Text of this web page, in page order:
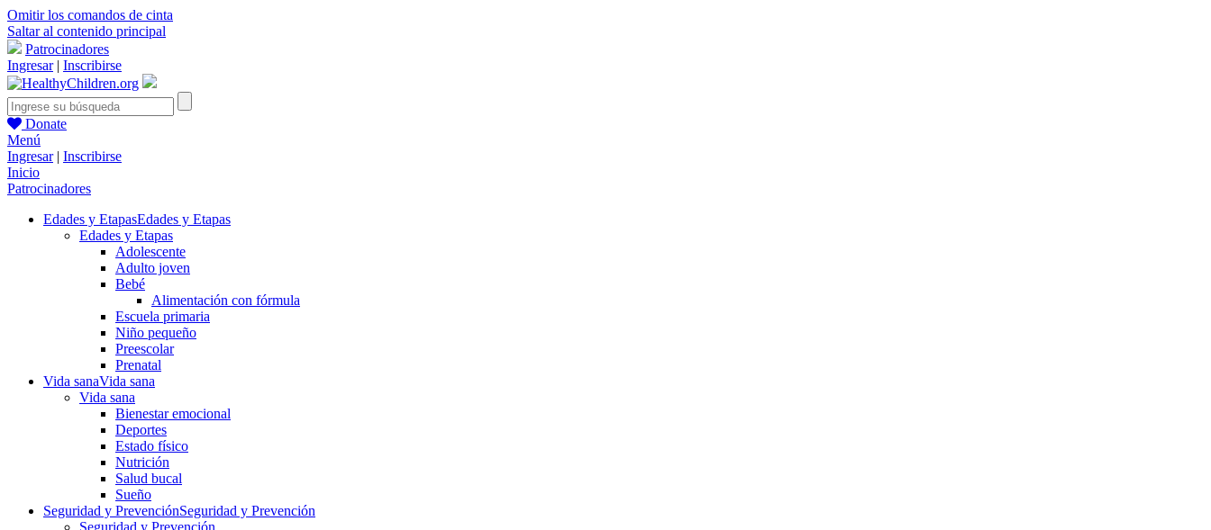
Omitir los comandos de cinta
Saltar al contenido principal
Patrocinadores
Ingresar| Inscribirse
Donate
Menú
Ingresar| Inscribirse
Inicio
Patrocinadores
Edades y EtapasEdades y Etapas
Edades y Etapas
Adolescente
Adulto joven
Bebé
Alimentación con fórmula
Escuela primaria
Niño pequeño
Preescolar
Prenatal
Vida sanaVida sana
Vida sana
Bienestar emocional
Deportes
Estado físico
Nutrición
Salud bucal
Sueño
Seguridad y PrevenciónSeguridad y Prevención
Seguridad y Prevención